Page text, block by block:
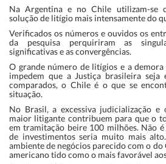
Na Argentina e no Chile utilizam-se
solução de litígio mais intensamente do
Verificados os números e ouvidos os
da pesquisa perquiriram as
significativas e as convergências.
O grande número de litígios e a
impedem que a Justiça brasileira seja
comparados, o Chile é o que se
situação.
No Brasil, a excessiva judicialização
maior litigante contribuem para que o
em tramitação beire 100 milhões. Não
de investimentos seria muito mais
ambiente de negócios parecido com o
americano tido como o mais favorável